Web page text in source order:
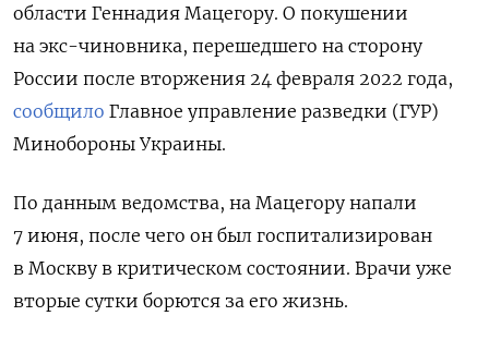
области Геннадия Мацегору. О покушении
на экс-чиновника, перешедшего на сторону
России после вторжения 24 февраля 2022 года,
сообщило Главное управление разведки (ГУР)
Минобороны Украины.
По данным ведомства, на Мацегору напали
7 июня, после чего он был госпитализирован
в Москву в критическом состоянии. Врачи уже
вторые сутки борются за его жизнь.